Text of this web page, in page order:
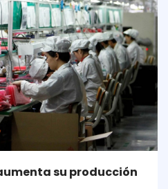
su producción